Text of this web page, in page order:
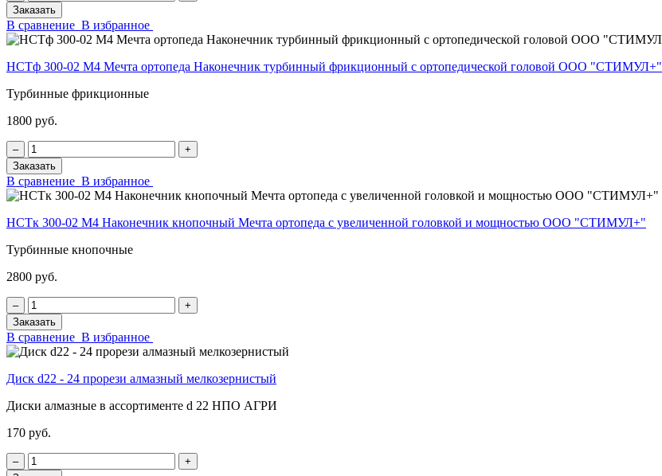
Заказать
В сравнение В избранное
НСТф 300-02 М4 Мечта ортопеда Наконечник турбинный фрикционный с ортопедической головой ООО "СТИМУЛ+"
Турбинные фрикционные
1800 руб.
‒
+
Заказать
В сравнение В избранное
НСТк 300-02 М4 Наконечник кнопочный Мечта ортопеда с увеличенной головкой и мощностью ООО "СТИМУЛ+"
Турбинные кнопочные
2800 руб.
‒
+
Заказать
В сравнение В избранное
Диск d22 - 24 прорези алмазный мелкозернистый
Диски алмазные в ассортименте d 22 НПО АГРИ
170 руб.
‒
+